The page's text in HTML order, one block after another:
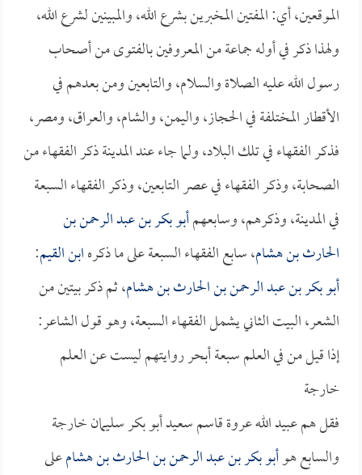
الموقعين، أي: المفتين المخبرين بشرع الله، والمبينين لشرع الله،
ولهذا ذكر في أوله جماعة من المعروفين بالفتوى من أصحاب
رسول الله عليه الصلاة والسلام، والتابعين ومن بعدهم في
الأقطار المختلفة في الحجاز، واليمن، والشام، والعراق، ومصر،
فذكر الفقهاء في تلك البلاد، ولما جاء عند المدينة ذكر الفقهاء من
الصحابة، وذكر الفقهاء في عصر التابعين، وذكر الفقهاء السبعة
في المدينة، وذكرهم، وسابعهمأبو بكر بن عبد الرحمن بن
الحارث بن هشام، سابع الفقهاء السبعة على ما ذكرهابن القيم:
أبو بكر بن عبد الرحمن بن الحارث بن هشام، ثم ذكر بيتين من
الشعر، البيت الثاني يشمل الفقهاء السبعة، وهو قول الشاعر:
إذا قيل من في العلم سبعة أبحر روايتهم ليست عن العلم
خارجة
فقل هم عبيد الله عروة قاسم سعيد أبو بكر سليمان خارجة
والسابع هوأبو بكر بن عبد الرحمن بن الحارث بن هشامعلى